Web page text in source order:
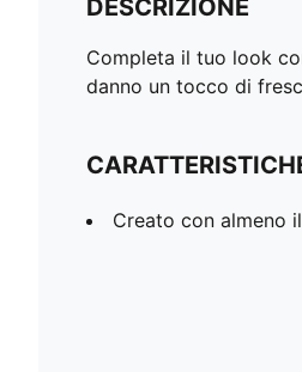
DESCRIZIONE
Completa il tuo look
danno un tocco di
Creato con almeno